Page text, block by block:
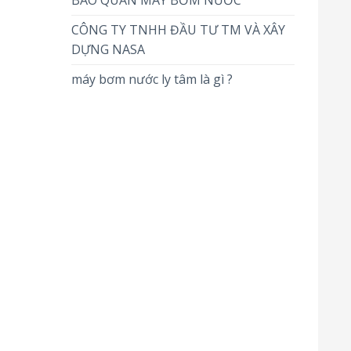
CÔNG TY TNHH ĐẦU TƯ TM VÀ XÂY
DỰNG NASA
máy bơm nước ly tâm là gì ?